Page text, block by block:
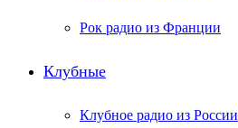
Рок радио из Франции
Клубные
Клубное радио из России